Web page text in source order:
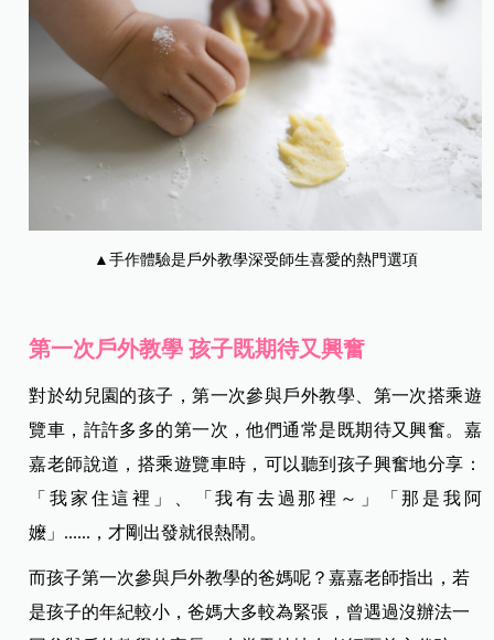
▲手作體驗是戶外教學深受師生喜愛的熱門選項
第一次戶外教學 孩子既期待又興奮
對於幼兒園的孩子，第一次參與戶外教學、第一次搭乘遊
覽車，許許多多的第一次，他們通常是既期待又興奮。嘉
嘉老師說道，搭乘遊覽車時，可以聽到孩子興奮地分享：
「我家住這裡」、「我有去過那裡～」「那是我阿
嬤」......，才剛出發就很熱鬧。
而孩子第一次參與戶外教學的爸媽呢？嘉嘉老師指出，若
是孩子的年紀較小，爸媽大多較為緊張，曾遇過沒辦法一